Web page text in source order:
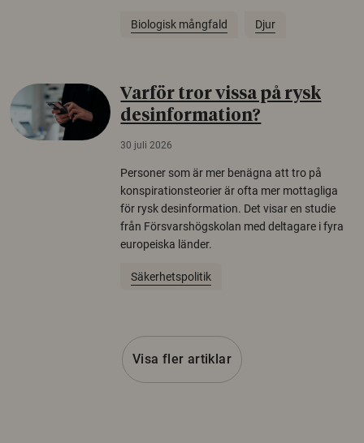
Biologisk mångfald Djur
Varför tror vissa på rysk
desinformation?
30 juli 2026
Personer som är mer benägna att tro på
konspirationsteorier är ofta mer mottagliga
för rysk desinformation. Det visar en studie
från Försvarshögskolan med deltagare i fyra
europeiska länder.
Säkerhetspolitik
Visa fler artiklar